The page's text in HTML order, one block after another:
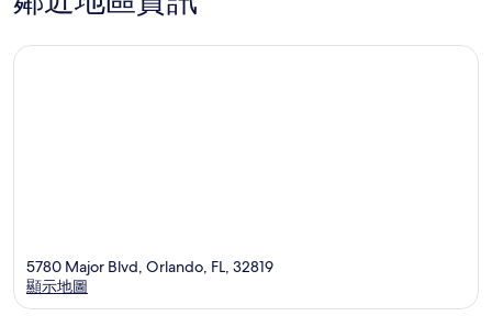
5780 Major Blvd, Orlando, FL, 32819
顯示地圖